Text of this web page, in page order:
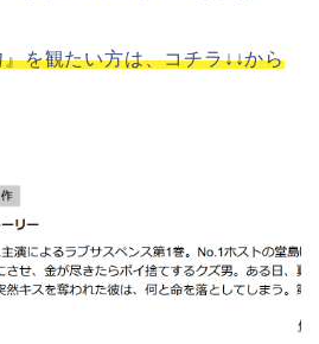
を観たい方は、コチラ↓↓から